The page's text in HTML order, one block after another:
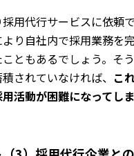
用代行サービスに依頼
り自社内で採用業務を
ともあるでしょう。そ
されていなければ、 こ
活動が困難になってし